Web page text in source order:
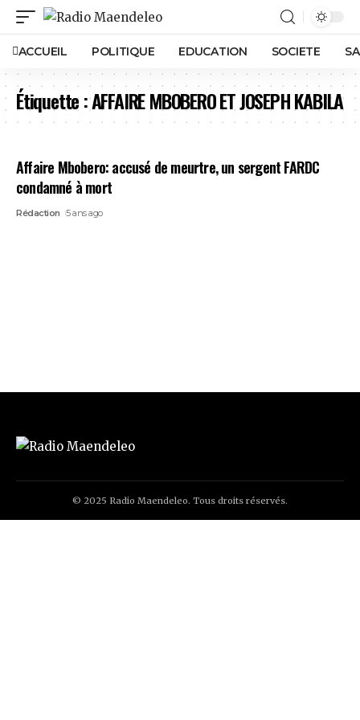
ACCUEIL POLITIQUE EDUCATION SOCIETE
Étiquette :AFFAIRE MBOBERO ET JOSEPH KABILA
Affaire Mbobero: accusé de meurtre, un sergent FARDC
condamné à mort
Rédaction 5 ans ago
© 2025 Radio Maendeleo. Tous droits réservés.